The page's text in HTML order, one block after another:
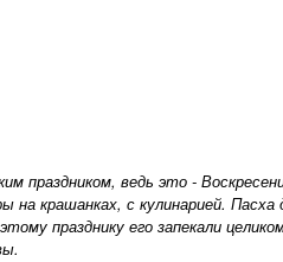
праздником, ведь это -
на крашанках, с кулинарией. Пасха
празднику его запекали